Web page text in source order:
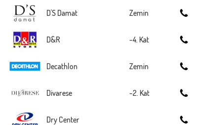
D'S Damat Zemin
D&R -4. Kat
Decathlon Zemin
Divarese -2. Kat
Dry Center